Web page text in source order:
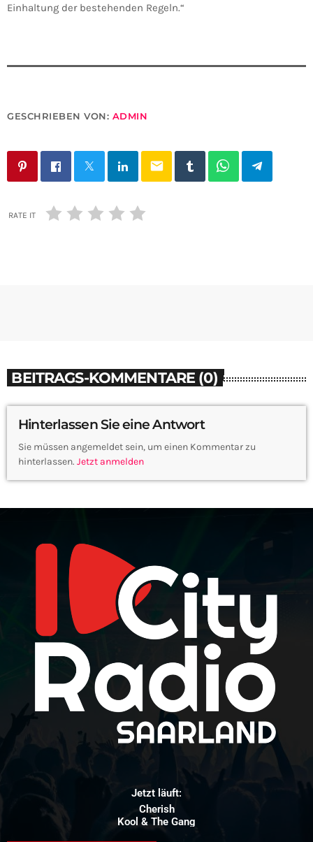
Einhaltung der bestehenden Regeln.“
GESCHRIEBEN VON: ADMIN
email
RATE IT
BEITRAGS-KOMMENTARE (0)
Hinterlassen Sie eine Antwort
Sie müssen angemeldet sein, um einen Kommentar zu
hinterlassen. Jetzt anmelden
Jetzt läuft:
Cherish
Kool & The Gang